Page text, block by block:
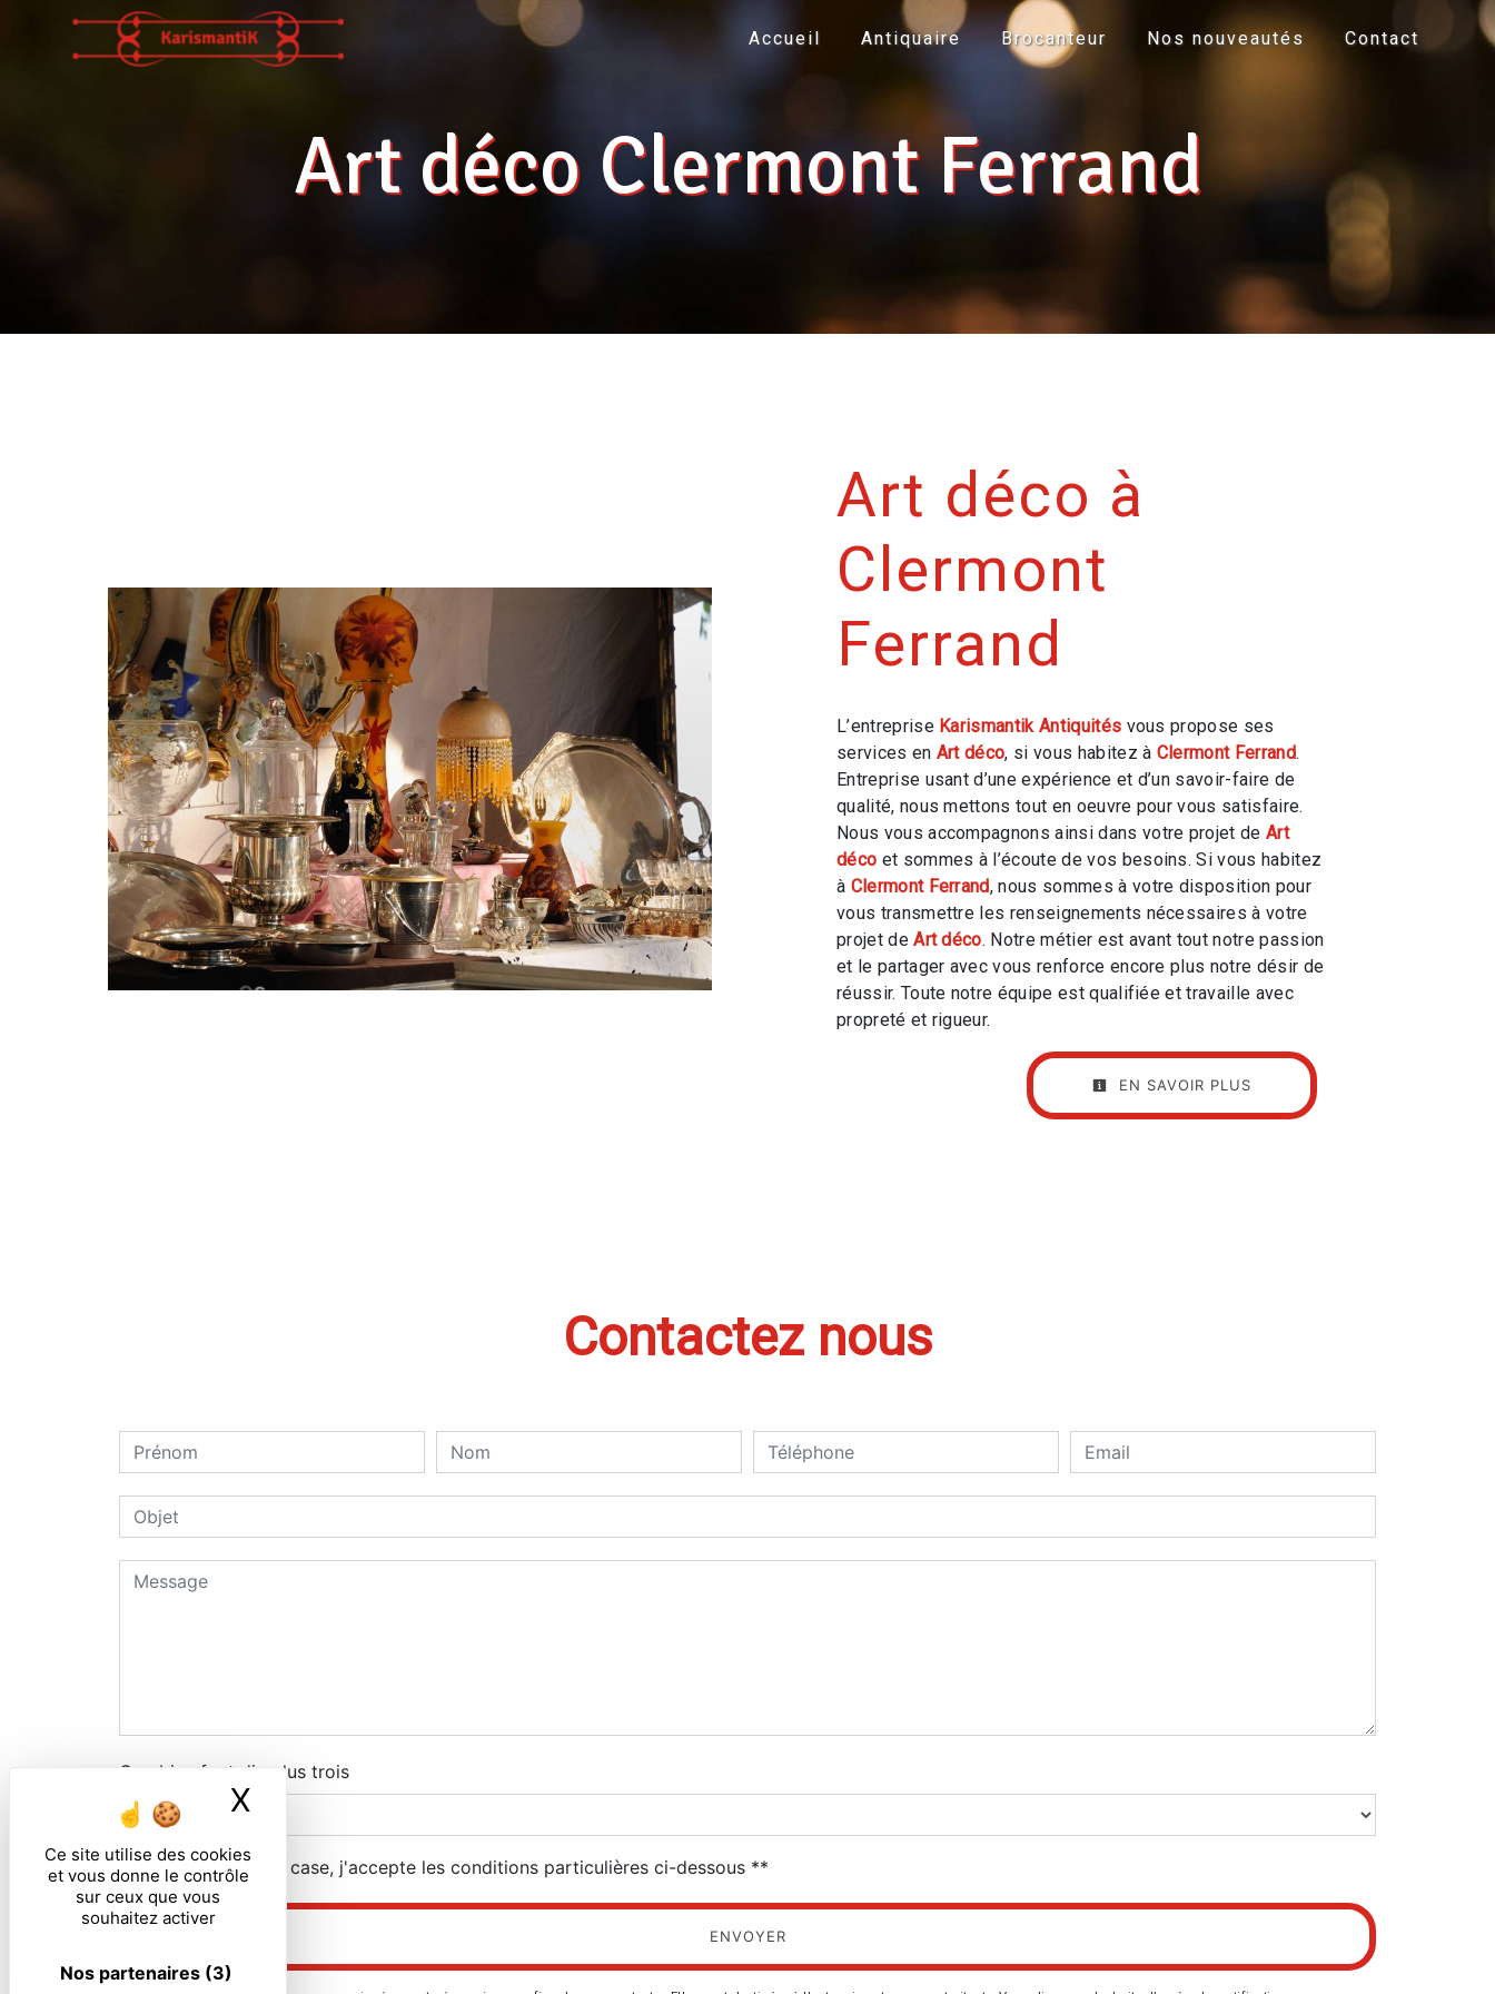
Panneau de gestion des cookies
Ce site utilise des cookies
et vous donne le contrôle
sur ceux que vous
souhaitez activer
Nos partenaires (3)
X Masquer le bandeau des cookies
Accueil Antiquaire Brocanteur Nos nouveautés Contact
Art déco Clermont Ferrand
Art déco à
Clermont
Ferrand
L’entreprise Karismantik Antiquités vous propose ses
services en Art déco, si vous habitez à Clermont Ferrand.
Entreprise usant d’une expérience et d’un savoir-faire de
qualité, nous mettons tout en oeuvre pour vous satisfaire.
Nous vous accompagnons ainsi dans votre projet deArt
déco et sommes à l’écoute de vos besoins. Si vous habitez
à Clermont Ferrand, nous sommes à votre disposition pour
vous transmettre les renseignements nécessaires à votre
projet deArt déco. Notre métier est avant tout notre passion
et le partager avec vous renforce encore plus notre désir de
réussir. Toute notre équipe est qualifiée et travaille avec
propreté et rigueur.
EN SAVOIR PLUS
Contactez nous
Combien font dix plus trois
En cochant cette case, j'accepte les conditions particulières ci-dessous **
ENVOYER